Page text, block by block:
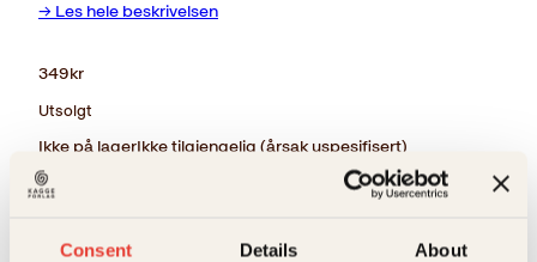
Consent Details About
→ Les hele beskrivelsen
349kr
Utsolgt
Ikke på lagerIkke tilgjengelig (årsak uspesifisert)
Beskrivelse
Beskrivelse